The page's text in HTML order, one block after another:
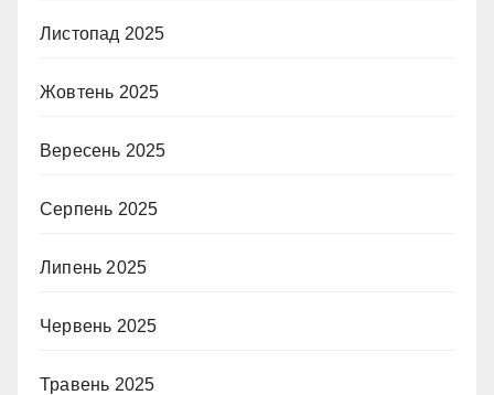
Листопад 2025
Жовтень 2025
Вересень 2025
Серпень 2025
Липень 2025
Червень 2025
Травень 2025